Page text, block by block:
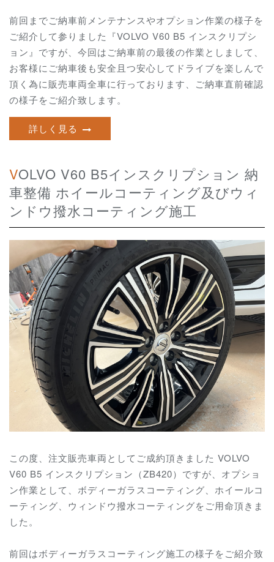
前回までご納車前メンテナンスやオプション作業の様子を
ご紹介して参りました『VOLVO V60 B5 インスクリプシ
ョン』ですが、今回はご納車前の最後の作業としまして、
お客様にご納車後も安全且つ安心してドライブを楽しんで
頂く為に販売車両全車に行っております、ご納車直前確認
の様子をご紹介致します。
詳しく見る
VOLVO V60 B5インスクリプション 納
車整備 ホイールコーティング及びウィ
ンドウ撥水コーティング施工
この度、注文販売車両としてご成約頂きました VOLVO
V60 B5 インスクリプション（ZB420）ですが、オプショ
ン作業として、ボディーガラスコーティング、ホイールコ
ーティング、ウィンドウ撥水コーティングをご用命頂きま
した。
前回はボディーガラスコーティング施工の様子をご紹介致